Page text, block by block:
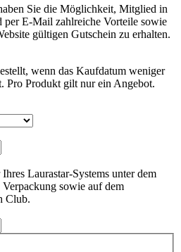
Sie die Möglichkeit, Mitglied in
per E-Mail zahlreiche Vorteile sowie
gültigen Gutschein zu erhalten.
wenn das Kaufdatum weniger
Pro Produkt gilt nur ein Angebot.
Laurastar-Systems unter dem
sowie auf dem
Club.